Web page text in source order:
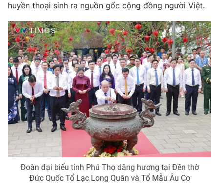
THỜI BÁO VTV
Theo dõi báo trên
Cơ quan chủ quản:Đài Truyền hình Việt Nam
Cơ quan báo chí:Thời báo VTV
Giấy phép hoạt động báo in và báo điện tử số 483/GP-BTTTT
cấp ngày 29/12/2023
Tổng Biên tập: Vũ Thanh Thủy
Phó Tổng Biên tập:
Nguyễn Thị Mỹ Hạnh, Phạm Quốc Thắng,
Nguyễn Trọng Ninh
huyền thoại sinh ra nguồn gốc cộng đồng người Việt.
Đoàn đại biểu tỉnh Phú Thọ dâng hương tại Đền thờ
Đức Quốc Tổ Lạc Long Quân và Tổ Mẫu Âu Cơ